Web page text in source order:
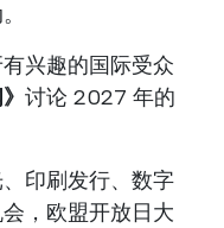
兴趣的国际受众
讨论 2027 年的
印刷发行、数字
，欧盟开放日大